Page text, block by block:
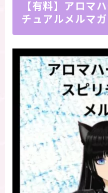
【有料】アロマ
チュアルメルマガ